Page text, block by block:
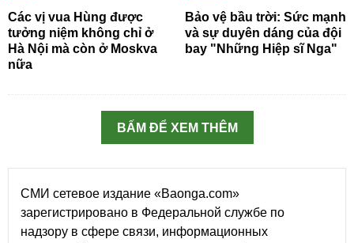
Các vị vua Hùng được
tưởng niệm không chỉ ở
Hà Nội mà còn ở Moskva
nữa
Bảo vệ bầu trời: Sức mạnh
và sự duyên dáng của đội
bay "Những Hiệp sĩ Nga"
BẤM ĐỂ XEM THÊM
СМИ сетевое издание «Baonga.com»
зарегистрировано в Федеральной службе по
надзору в сфере связи, информационных